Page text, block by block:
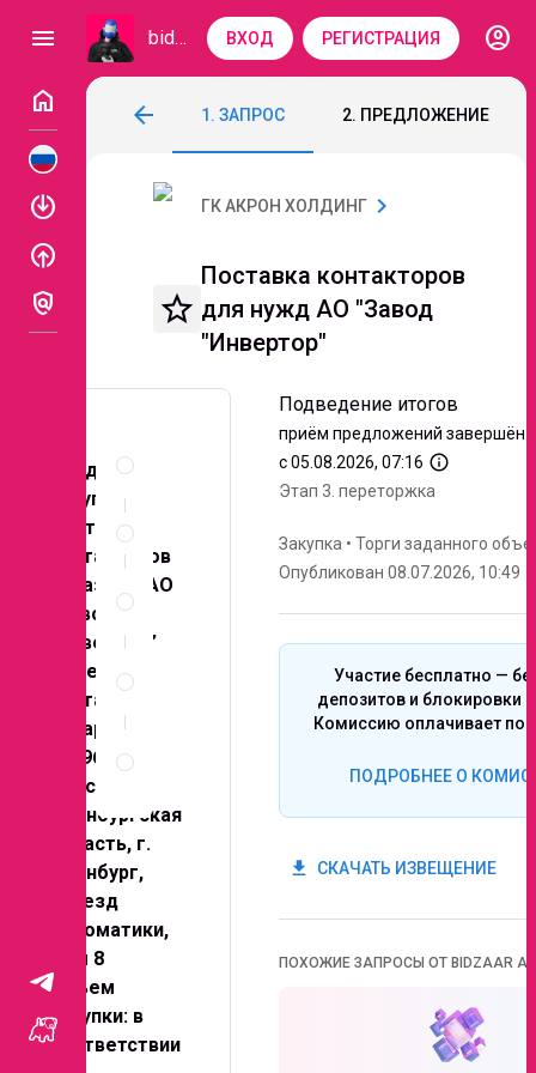
menu bidzaar ВХОД РЕГИСТРАЦИЯ
account_circle
home
enable
enable
policy
arrow_back
Поставка контакторов для нужд АО
1. ЗАПРОС 2. ПРЕДЛОЖЕНИЕ
Спецификация
ГК АКРОН ХОЛДИНГ chevron_right
star_border
Поставка контакторов
для нужд АО "Завод
"Инвертор"
Предмет
закупки:
Поставка
контакторов
Заказчик: АО
“Завод
“Инвертор”
Адрес
поставки
товара:
460961,
Россия,
Оренбургская
область, г.
Оренбург,
проезд
Автоматики,
дом 8
Объем
закупки: в
соответствии
Подведение итогов
приём предложений завершён
с 05.08.2026, 07:16 info_outline
Этап 3. переторжка
Закупка • Торги заданного
Опубликован 08.07.2026, 10:49
Участие бесплатно —
депозитов и блокировки
Комиссию оплачивает
ПОДРОБНЕЕ О
get_app СКАЧАТЬ ИЗВЕЩЕНИЕ
ПОХОЖИЕ ЗАПРОСЫ ОТ BIDZAAR AI